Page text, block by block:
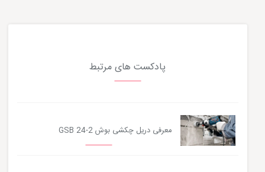
پادکست های مرتبط
معرفی دریل چکشی بوش GSB 24-2